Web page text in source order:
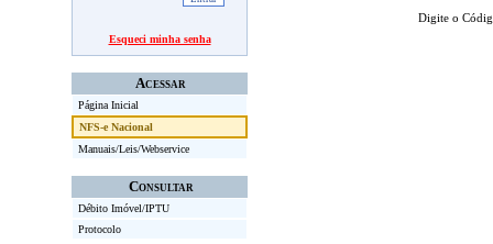
Esqueci minha senha
Acessar
Página Inicial
NFS-e Nacional
Manuais/Leis/Webservice
Consultar
Débito Imóvel/IPTU
Protocolo
Digite o